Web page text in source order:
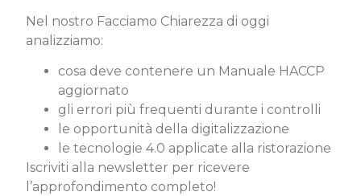
Nel nostro Facciamo Chiarezza di oggi
analizziamo:
cosa deve contenere un Manuale HACCP
aggiornato
gli errori più frequenti durante i controlli
le opportunità della digitalizzazione
le tecnologie 4.0 applicate alla ristorazione
Iscriviti alla newsletter per ricevere
l’approfondimento completo!